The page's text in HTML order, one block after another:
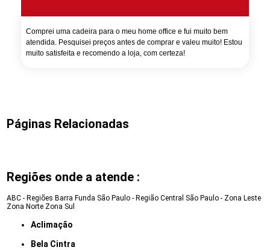
Comprei uma cadeira para o meu home office e fui muito bem
atendida. Pesquisei preços antes de comprar e valeu muito! Estou
muito satisfeita e recomendo a loja, com certeza!
Páginas Relacionadas
Regiões onde a atende :
ABC - Regiões Barra Funda São Paulo - Região Central São Paulo - Zona Leste
Zona Norte Zona Sul
Aclimação
Bela Cintra